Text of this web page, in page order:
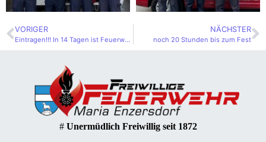
VORIGER
Eintragen!!! In 14 Tagen ist Feuerwehrfest
NÄCHSTER
noch 20 Stunden bis zum Fest
# Unermüdlich Freiwillig seit 1872